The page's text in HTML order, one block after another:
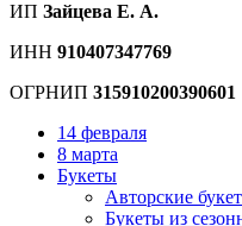
ИП Зайцева Е. А.
ИНН 910407347769
ОГРНИП 315910200390601
14 февраля
8 марта
Букеты
Авторские
Букеты из